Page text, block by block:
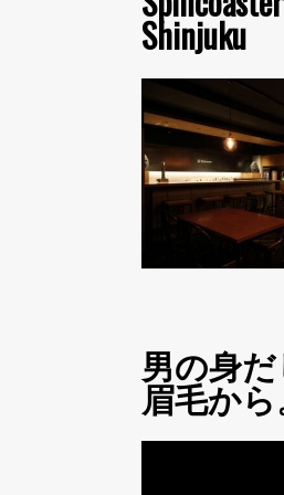
Shinjuku
男の身
眉毛から